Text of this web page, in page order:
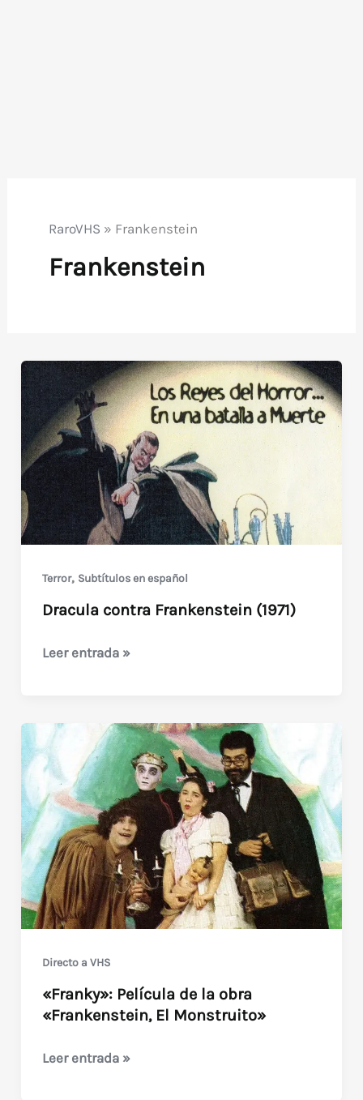
RaroVHS » Frankenstein
Frankenstein
Terror, Subtítulos en español
Dracula contra Frankenstein (1971)
Dracula
(1971)
Leer entrada »
Directo a VHS
«Franky»: Película de la obra
«Frankenstein, El Monstruito»
«Franky»:
Leer entrada »